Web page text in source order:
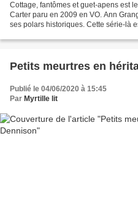
Cottage, fantômes et guet-apens est
Carter paru en 2009 en VO. Ann
ses polars historiques. Cette série-là
Petits meurtres en
Publié le 04/06/2020 à 15:45
Par Myrtille lit